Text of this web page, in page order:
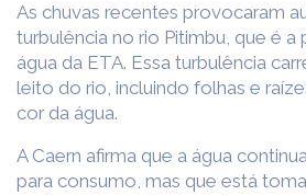
As chuvas recentes provocaram
turbulência no rio Pitimbu, que é a
água da ETA. Essa turbulência
leito do rio, incluindo folhas e
cor da água.
A Caern afirma que a água
para consumo, mas que está